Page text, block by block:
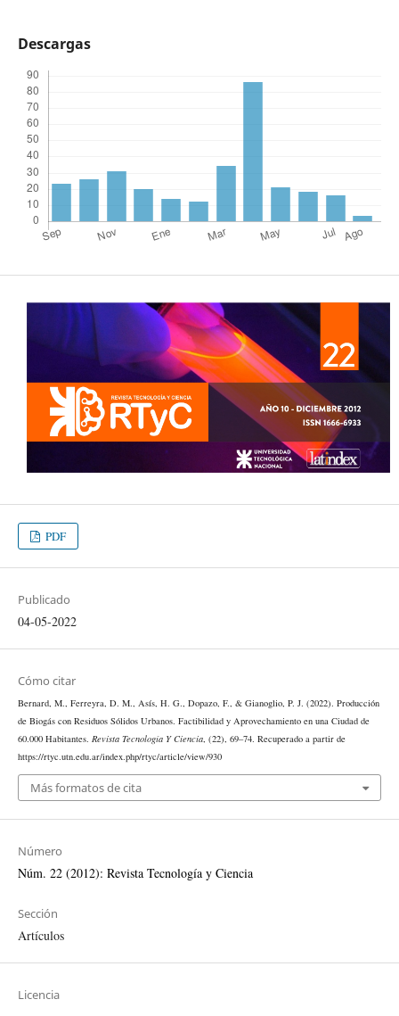
Descargas
PDF
Publicado
04-05-2022
Cómo citar
Bernard, M., Ferreyra, D. M., Asís, H. G., Dopazo, F., & Gianoglio, P. J. (2022). Producción
de Biogás con Residuos Sólidos Urbanos. Factibilidad y Aprovechamiento en una Ciudad de
60.000 Habitantes. Revista Tecnología Y Ciencia, (22), 69–74. Recuperado a partir de
https://rtyc.utn.edu.ar/index.php/rtyc/article/view/930
Más formatos de cita
Número
Núm. 22 (2012): Revista Tecnología y Ciencia
Sección
Artículos
Licencia